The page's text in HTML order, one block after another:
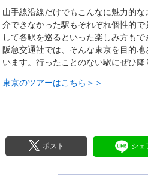
山手線沿線だけでもこんなに魅力的
介できなかった駅もそれぞれ個性的
して各駅を巡るといった楽しみ方もで
阪急交通社では、そんな東京を目的
います。行ったことのない駅にぜひ降
東京のツアーはこちら＞＞
ポスト シェ